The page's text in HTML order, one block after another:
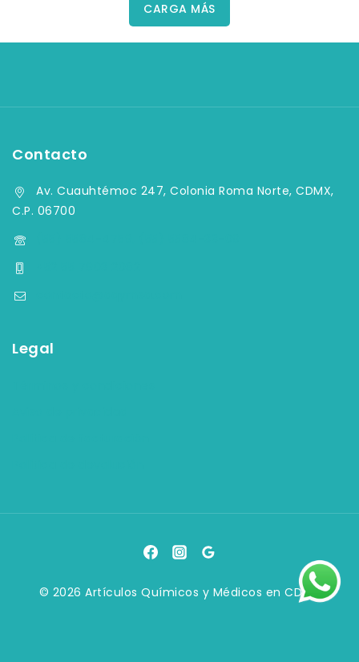
CARGA MÁS
Contacto
Av. Cuauhtémoc 247, Colonia Roma Norte, CDMX,
C.P. 06700
Legal
© 2026 Artículos Químicos y Médicos en CDMX